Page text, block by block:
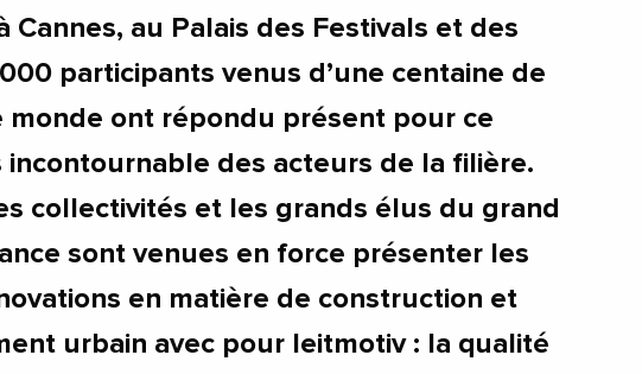
Cannes, au Palais des Festivals et des
participants venus d’une centaine de
monde ont répondu présent pour ce
incontournable des acteurs de la filière.
collectivités et les grands élus du grand
sont venues en force présenter les
en matière de construction et
urbain avec pour leitmotiv : la qualité